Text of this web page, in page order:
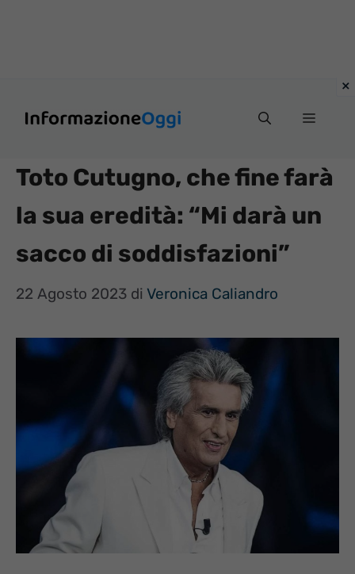
Menu
Toto Cutugno, che fine farà
la sua eredità: “Mi darà un
sacco di soddisfazioni”
22 Agosto 2023 di Veronica Caliandro